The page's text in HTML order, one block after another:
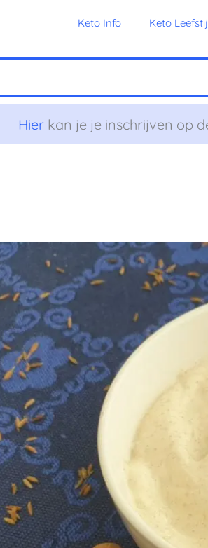
Keto Info Keto
Hierkan je je inschrijven op